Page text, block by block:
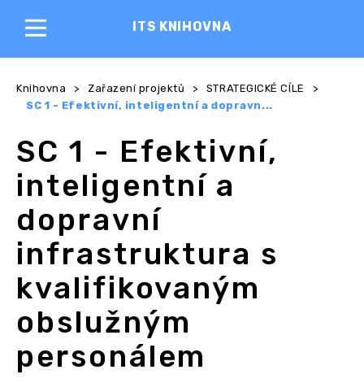
ITS KNIHOVNA
Knihovna > Zařazení projektů > STRATEGICKÉ CÍLE
>
SC 1 - Efektivní, inteligentní a dopravn...
SC 1 - Efektivní,
inteligentní a
dopravní
infrastruktura s
kvalifikovaným
obslužným
personálem